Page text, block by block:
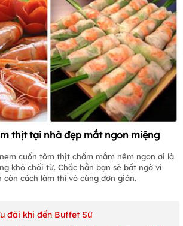
thịt tại nhà đẹp mắt ngon miệng
cuốn tôm thịt chấm mắm nêm ngon ơi là
khó chối từ. Chắc hẳn bạn sẽ bất ngờ vì
còn cách làm thì vô cùng đơn giản.
đãi khi đến Buffet Sứ